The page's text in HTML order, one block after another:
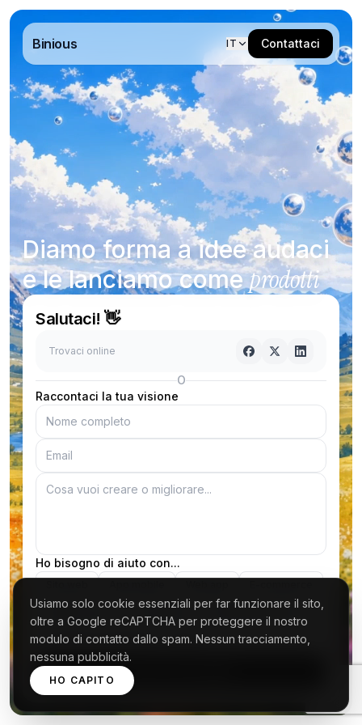
Contatti — Studio creativo Binious
Binious
IT Contattaci
Diamo forma a idee audaci
e le lanciamo come prodotti
Salutaci! 👋
Trovaci online
O
Raccontaci la tua visione
Ho bisogno di aiuto con...
Crescita e consulenza Altro
Invia il messaggio
Usiamo solo cookie essenziali per far funzionare il sito,
oltre a Google reCAPTCHA per proteggere il nostro
modulo di contatto dallo spam. Nessun tracciamento,
nessuna pubblicità.
HO CAPITO